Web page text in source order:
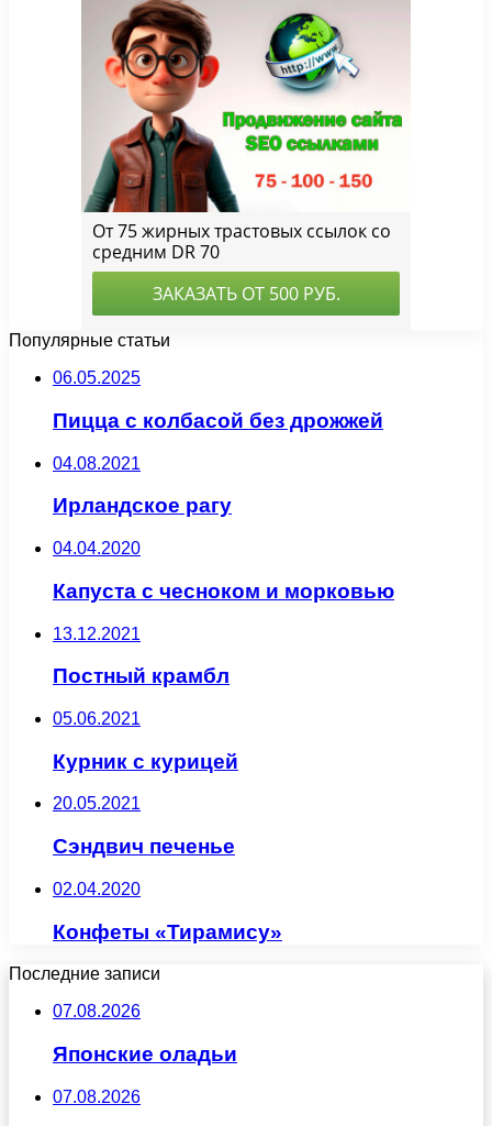
Популярные статьи
06.05.2025
Пицца с колбасой без дрожжей
04.08.2021
Ирландское рагу
04.04.2020
Капуста с чесноком и морковью
13.12.2021
Постный крамбл
05.06.2021
Курник с курицей
20.05.2021
Сэндвич печенье
02.04.2020
Конфеты «Тирамису»
Последние записи
07.08.2026
Японские оладьи
07.08.2026